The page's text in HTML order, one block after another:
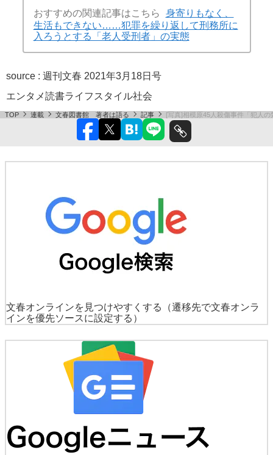
おすすめの関連記事はこちら
身寄りもなく、
生活もできない……犯罪を繰り返して刑務所に
入ろうとする「老人受刑者」の実態
source : 週刊文春 2021年3月18日号
エンタメ読書ライフスタイル社会
TOP 連載 文春図書館 著者は語る 記事 [写真]相模原45人殺傷事件「犯人
文春オンラインを見つけやすくする
（遷移先で文春オンラ
インを優先ソースに設定する）